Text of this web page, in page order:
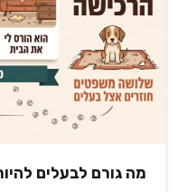
מה גורם לבעלים